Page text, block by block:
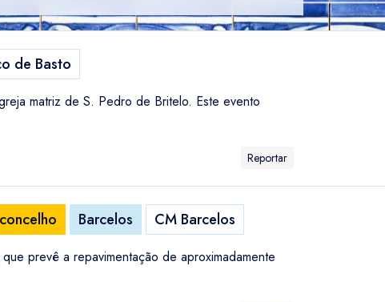
de Basto
matriz de S. Pedro de Britelo. Este evento
Reportar
Barcelos CM Barcelos
prevê a repavimentação de aproximadamente